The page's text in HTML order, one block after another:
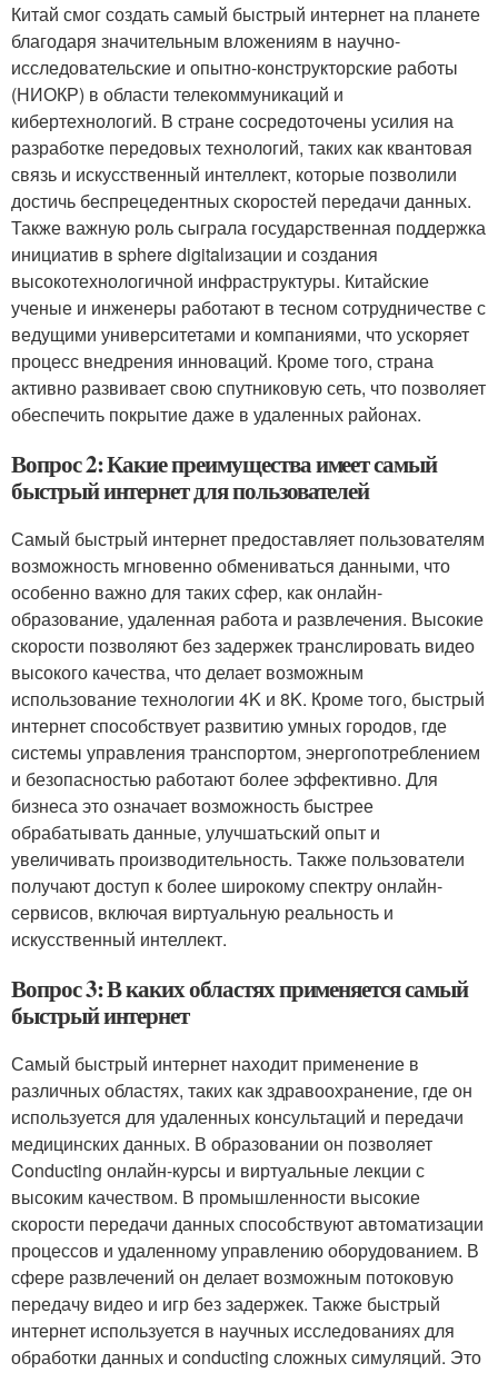
Китай смог создать самый быстрый интернет на планете
благодаря значительным вложениям в научно-
исследовательские и опытно-конструкторские работы
(НИОКР) в области телекоммуникаций и
кибертехнологий. В стране сосредоточены усилия на
разработке передовых технологий, таких как квантовая
связь и искусственный интеллект, которые позволили
достичь беспрецедентных скоростей передачи данных.
Также важную роль сыграла государственная поддержка
инициатив в sphere digitalизации и создания
высокотехнологичной инфраструктуры. Китайские
ученые и инженеры работают в тесном сотрудничестве с
ведущими университетами и компаниями, что ускоряет
процесс внедрения инноваций. Кроме того, страна
активно развивает свою спутниковую сеть, что позволяет
обеспечить покрытие даже в удаленных районах.
Вопрос 2: Какие преимущества имеет самый
быстрый интернет для пользователей
Самый быстрый интернет предоставляет пользователям
возможность мгновенно обмениваться данными, что
особенно важно для таких сфер, как онлайн-
образование, удаленная работа и развлечения. Высокие
скорости позволяют без задержек транслировать видео
высокого качества, что делает возможным
использование технологии 4K и 8K. Кроме того, быстрый
интернет способствует развитию умных городов, где
системы управления транспортом, энергопотреблением
и безопасностью работают более эффективно. Для
бизнеса это означает возможность быстрее
обрабатывать данные, улучшатьский опыт и
увеличивать производительность. Также пользователи
получают доступ к более широкому спектру онлайн-
сервисов, включая виртуальную реальность и
искусственный интеллект.
Вопрос 3: В каких областях применяется самый
быстрый интернет
Самый быстрый интернет находит применение в
различных областях, таких как здравоохранение, где он
используется для удаленных консультаций и передачи
медицинских данных. В образовании он позволяет
Conducting онлайн-курсы и виртуальные лекции с
высоким качеством. В промышленности высокие
скорости передачи данных способствуют автоматизации
процессов и удаленному управлению оборудованием. В
сфере развлечений он делает возможным потоковую
передачу видео и игр без задержек. Также быстрый
интернет используется в научных исследованиях для
обработки данных и conducting сложных симуляций. Это